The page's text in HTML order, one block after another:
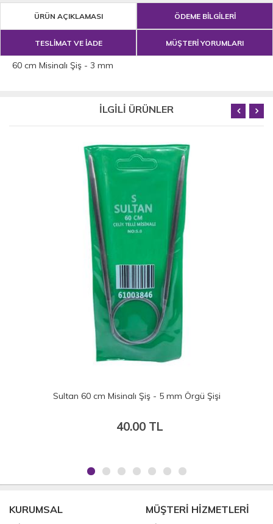
ÜRÜN AÇIKLAMASI ÖDEME BİLGİLERİ
TESLİMAT VE İADE MÜŞTERİ YORUMLARI
60 cm Misinalı Şiş - 3 mm
İLGİLİ ÜRÜNLER
Sultan 60 cm Misinalı Şiş - 5 mm Örgü Şişi
40.00 TL
KURUMSAL MÜŞTERİ HİZMETLERİ